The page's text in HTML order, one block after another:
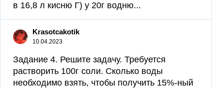
в 16,8 л кисню Г) у 20г водню...
Krasotcakotik
10.04.2023
Задание 4. Решите задачу. Требуется
растворить 100г соли. Сколько воды
необходимо взять, чтобы получить 15%-ный